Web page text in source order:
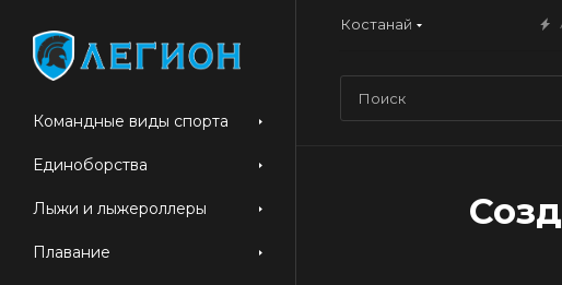
Костанай
Командные виды спорта
Единоборства
Лыжи и лыжероллеры
Плавание